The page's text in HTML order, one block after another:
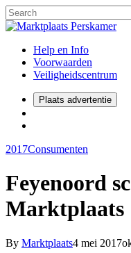
Help en Info
Voorwaarden
Veiligheidscentrum
Plaats advertentie
2017Consumenten
Feyenoord
Marktplaats
By Marktplaats4 mei 2017